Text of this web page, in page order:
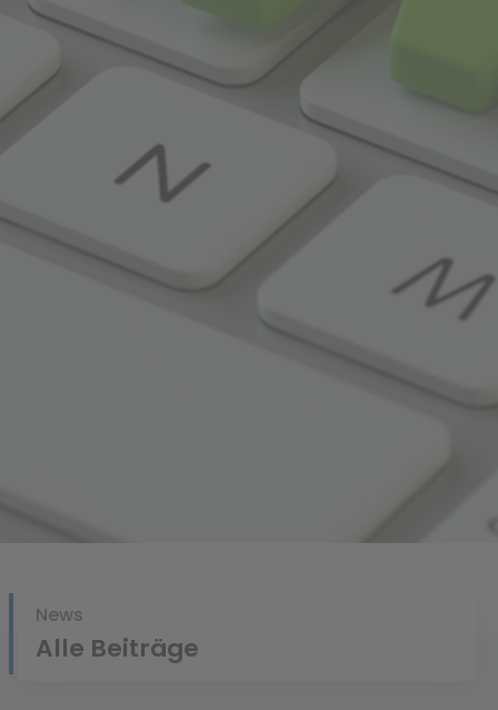
Marketing
Wir verwenden Cookies für Personalisierung, um Ihnen Inhalte
anzuzeigen, die relevanter für Sie sind. So können wir Ihnen
beispielsweise Angebote präsentieren, die genau auf Ihr
bisheriges Suchverhalten zugeschnitten sind.
News
Alle Beiträge